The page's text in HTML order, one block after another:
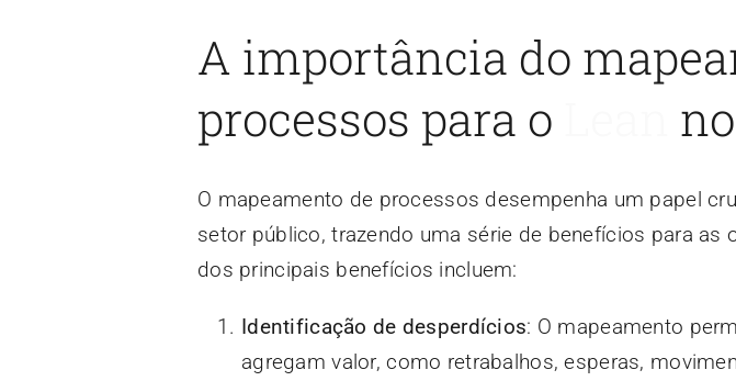
A importância do
processos para o
O mapeamento de processos desempenha um papel
setor público, trazendo uma série de benefícios para as
dos principais benefícios incluem:
Identificação de desperdícios: O mapeamento
agregam valor, como retrabalhos, esperas,